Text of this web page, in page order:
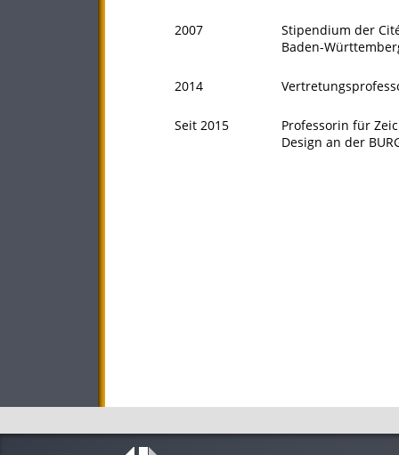
2007
Stipendium der
Baden-
2014
Seit 2015
Professorin für
Design an der